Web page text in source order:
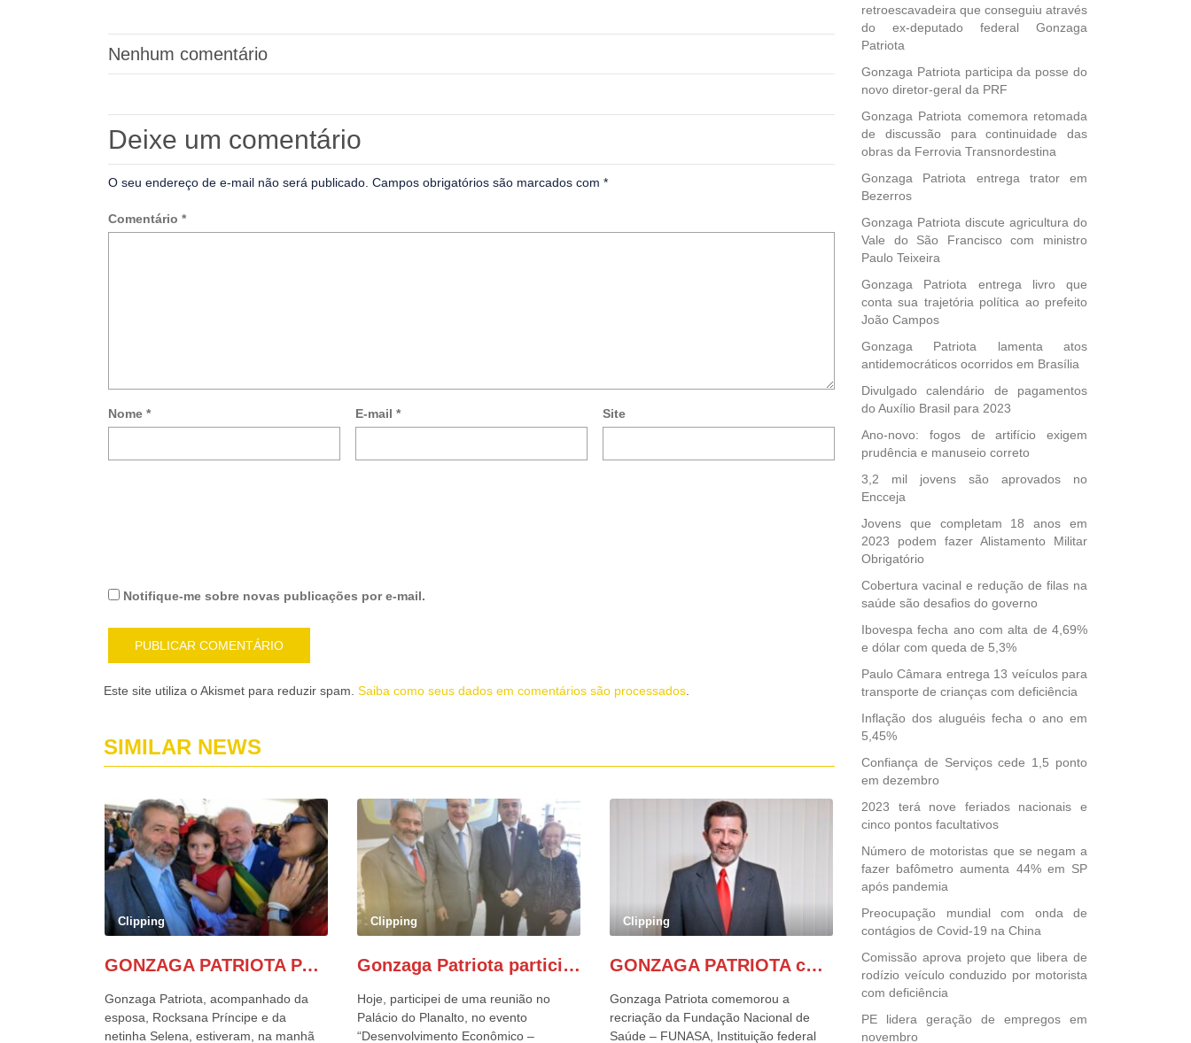
Nenhum comentário
Deixe um comentário
O seu endereço de e-mail não será publicado. Campos obrigatórios são marcados com *
Comentário *
Nome * E-mail *
Site
Notifique-
novos
comentários
mail.
Notifique-me sobre novas publicações por e-mail.
Este site utiliza o Akismet para reduzir spam. Saiba como seus dados em comentários são processados
SIMILAR NEWS
Clipping
GONZAGA PATRIOTA PARTICIPA DO DESFILE DA INDEPENDÊNCIA NO PALANQUE DA PRESIDÊNCIA DA REPÚBLICA E É ABRAÇADO POR LULA E POR GERALDO ALCKMIN.
Gonzaga Patriota, acompanhado da
esposa, Rocksana Príncipe e da
netinha Selena, estiveram, na manhã
Clipping
Gonzaga Patriota participa de evento em prol do desenvolvimento do Nordeste
Hoje, participei de uma reunião no
Palácio do Planalto, no evento
“Desenvolvimento Econômico –
Clipping
GONZAGA PATRIOTA comemora o retorno da FUNASA
Gonzaga Patriota comemorou a
recriação da Fundação Nacional de
Saúde – FUNASA, Instituição federal
retroescavadeira que conseguiu através
do ex-deputado federal Gonzaga
Patriota
Gonzaga Patriota participa da posse do
novo diretor-geral da PRF
Gonzaga Patriota comemora retomada
de discussão para continuidade das
obras da Ferrovia Transnordestina
Gonzaga Patriota entrega trator em
Bezerros
Gonzaga Patriota discute agricultura do
Vale do São Francisco com ministro
Paulo Teixeira
Gonzaga Patriota entrega livro que
conta sua trajetória política ao prefeito
João Campos
Gonzaga Patriota lamenta atos
antidemocráticos ocorridos em Brasília
Divulgado calendário de pagamentos
do Auxílio Brasil para 2023
Ano-novo: fogos de artifício exigem
prudência e manuseio correto
3,2 mil jovens são aprovados no
Encceja
Jovens que completam 18 anos em
2023 podem fazer Alistamento Militar
Obrigatório
Cobertura vacinal e redução de filas na
saúde são desafios do governo
Ibovespa fecha ano com alta de 4,69%
e dólar com queda de 5,3%
Paulo Câmara entrega 13 veículos para
transporte de crianças com deficiência
Inflação dos aluguéis fecha o ano em
5,45%
Confiança de Serviços cede 1,5 ponto
em dezembro
2023 terá nove feriados nacionais e
cinco pontos facultativos
Número de motoristas que se negam a
fazer bafômetro aumenta 44% em SP
após pandemia
Preocupação mundial com onda de
contágios de Covid-19 na China
Comissão aprova projeto que libera de
rodízio veículo conduzido por motorista
com deficiência
PE lidera geração de empregos em
novembro